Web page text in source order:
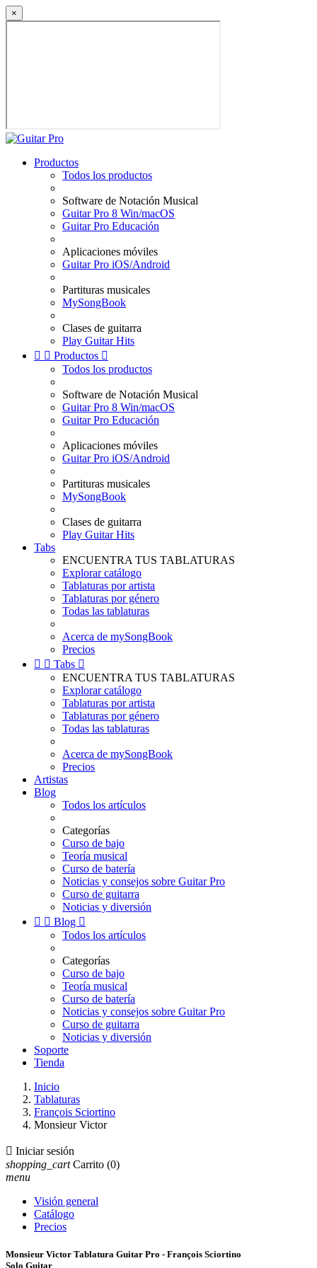
×
Productos
Todos los productos
Software de Notación Musical
Guitar Pro 8 Win/macOS
Guitar Pro Educación
Aplicaciones móviles
Guitar Pro iOS/Android
Partituras musicales
MySongBook
Clases de guitarra
Play Guitar Hits
  Productos 
Todos los productos
Software de Notación Musical
Guitar Pro 8 Win/macOS
Guitar Pro Educación
Aplicaciones móviles
Guitar Pro iOS/Android
Partituras musicales
MySongBook
Clases de guitarra
Play Guitar Hits
Tabs
ENCUENTRA TUS TABLATURAS
Explorar catálogo
Tablaturas por artista
Tablaturas por género
Todas las tablaturas
Acerca de mySongBook
Precios
  Tabs 
ENCUENTRA TUS TABLATURAS
Explorar catálogo
Tablaturas por artista
Tablaturas por género
Todas las tablaturas
Acerca de mySongBook
Precios
Artistas
Blog
Todos los artículos
Categorías
Curso de bajo
Teoría musical
Curso de batería
Noticias y consejos sobre Guitar Pro
Curso de guitarra
Noticias y diversión
  Blog 
Todos los artículos
Categorías
Curso de bajo
Teoría musical
Curso de batería
Noticias y consejos sobre Guitar Pro
Curso de guitarra
Noticias y diversión
Soporte
Tienda
Inicio
Tablaturas
François Sciortino
Monsieur Victor
 Iniciar sesión
shopping_cart Carrito (0)
menu
Visión general
Catálogo
Precios
Monsieur Victor Tablatura Guitar Pro - François Sciortino
Solo Guitar